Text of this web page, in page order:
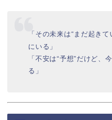
「その未来は“まだ起き
にいる」
「不安は“予想”だけど、
る」